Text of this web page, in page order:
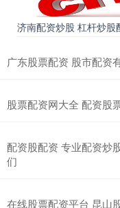
济南配资炒股 杠杆炒股
广东股票配资 股市配资
股票配资网大全 配资股
配资股配资 专业配资炒
们
在线股票配资平台 昆山